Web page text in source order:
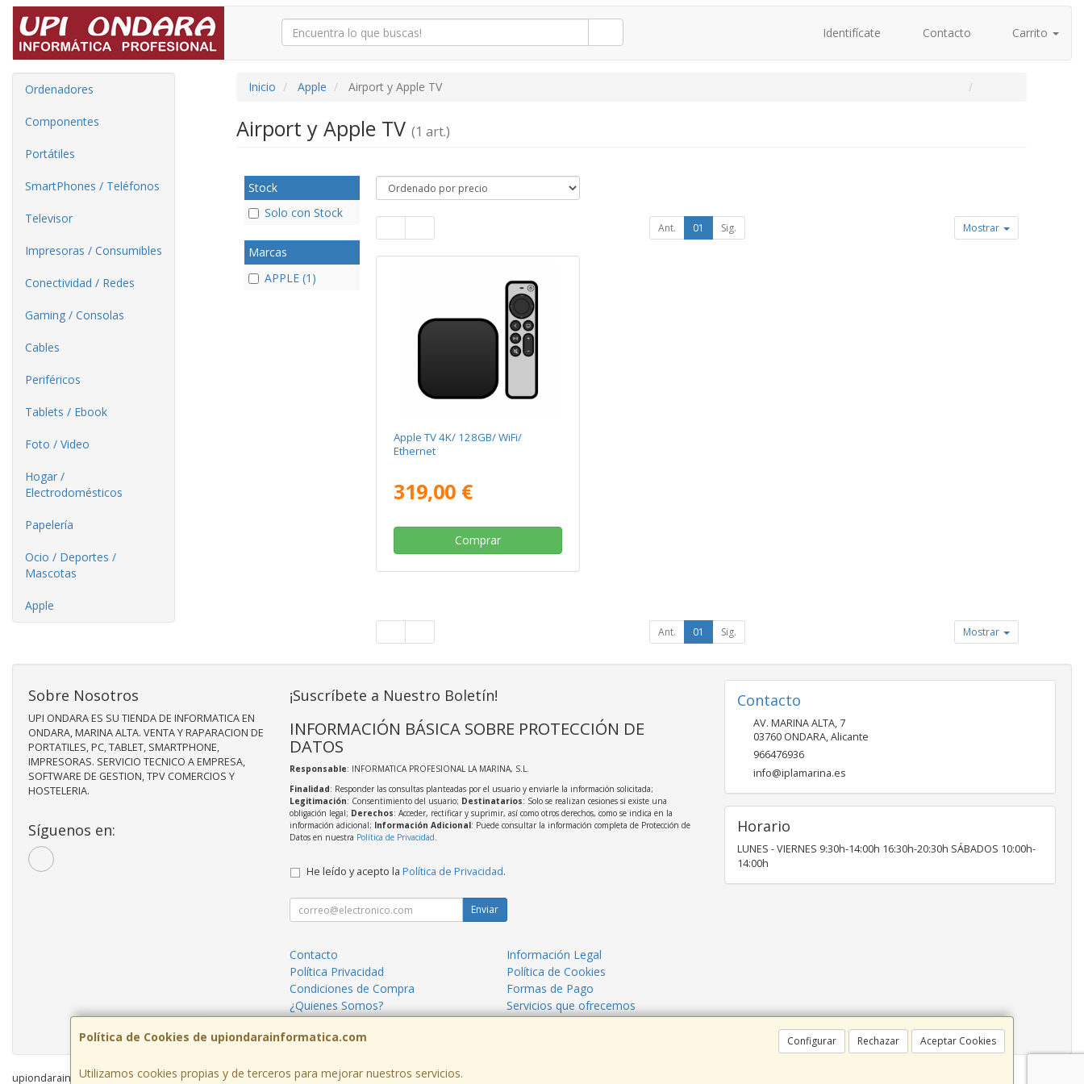
Identifícate Contacto Carrito
Ordenadores
Componentes
Portátiles
SmartPhones / Teléfonos
Televisor
Impresoras / Consumibles
Conectividad / Redes
Gaming / Consolas
Cables
Periféricos
Tablets / Ebook
Foto / Video
Hogar /
Electrodomésticos
Papelería
Ocio / Deportes /
Mascotas
Apple
Inicio Apple Airport y Apple TV
Airport y Apple TV (1 art.)
Stock
Solo con Stock
Marcas
APPLE (1)
Ant. 01 Sig. Mostrar
Apple TV 4K/ 128GB/ WiFi/
Ethernet
319,00 €
Comprar
Ant. 01 Sig. Mostrar
Política de Cookies de upiondarainformatica.com Configurar Rechazar Aceptar Cookies
Utilizamos cookies propias y de terceros para mejorar nuestros servicios.
Sobre Nosotros
UPI ONDARA ES SU TIENDA DE INFORMATICA EN
ONDARA, MARINA ALTA. VENTA Y RAPARACION DE
PORTATILES, PC, TABLET, SMARTPHONE,
IMPRESORAS. SERVICIO TECNICO A EMPRESA,
SOFTWARE DE GESTION, TPV COMERCIOS Y
HOSTELERIA.
Síguenos en:
¡Suscríbete a Nuestro Boletín!
INFORMACIÓN BÁSICA SOBRE PROTECCIÓN DE
DATOS
Responsable: INFORMATICA PROFESIONAL LA MARINA, S.L.
Finalidad: Responder las consultas planteadas por el usuario y enviarle la información solicitada;
Legitimación: Consentimiento del usuario; Destinatarios: Solo se realizan cesiones si existe una
obligación legal; Derechos: Acceder, rectificar y suprimir, así como otros derechos, como se indica en la
información adicional; Información Adicional: Puede consultar la información completa de Protección de
Datos en nuestra Política de Privacidad.
He leído y acepto la Política de Privacidad.
Enviar
Contacto
Información Legal
Política Privacidad
Política de Cookies
Condiciones de Compra
Formas de Pago
¿Quienes Somos?
Servicios que ofrecemos
Contacto
AV. MARINA ALTA, 7
03760 ONDARA,Alicante
966476936
info@iplamarina.es
Horario
LUNES - VIERNES 9:30h-14:00h 16:30h-20:30h SÁBADOS 10:00h-
14:00h
upiondarainformatica.com © 2026